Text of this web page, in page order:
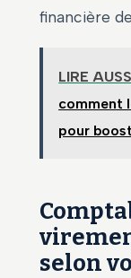
financière
LIRE
comment
pour
selon